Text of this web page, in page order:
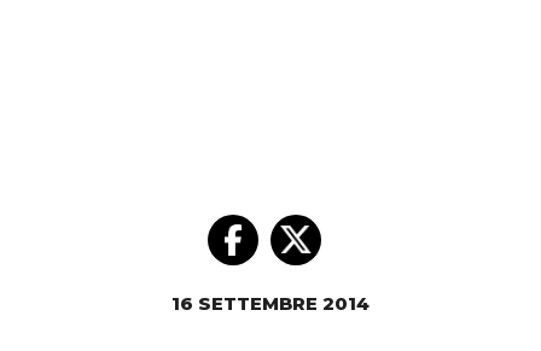
16 SETTEMBRE 2014